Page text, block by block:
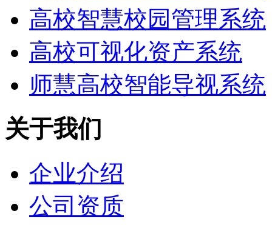
高校智慧校园管理系统
高校可视化资产系统
师慧高校智能导视系统
关于我们
企业介绍
公司资质